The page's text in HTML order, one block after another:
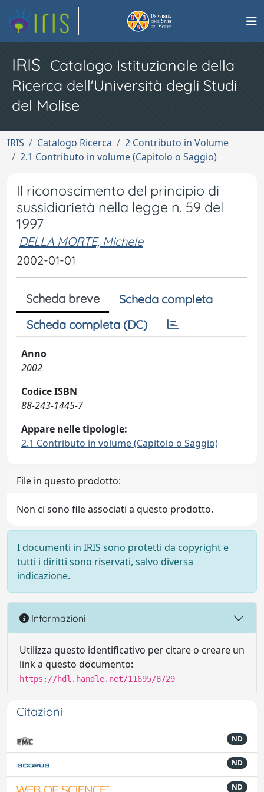
IRIS Catalogo Istituzionale della
Ricerca dell'Università degli Studi
del Molise
IRIS Catalogo Ricerca
2 Contributo in Volume
2.1 Contributo in volume (Capitolo o Saggio)
Il riconoscimento del principio di
sussidiarietà nella legge n. 59 del
1997
DELLA MORTE, Michele
2002-01-01
Scheda breve
Scheda completa
Scheda completa (DC)
Anno
2002
Codice ISBN
88-243-1445-7
Appare nelle tipologie:
2.1 Contributo in volume (Capitolo o Saggio)
File in questo prodotto:
Non ci sono file associati a questo prodotto.
I documenti in IRIS sono protetti da copyright e
tutti i diritti sono riservati, salvo diversa
indicazione.
Informazioni
Utilizza questo identificativo per citare o creare un
link a questo documento:
https://hdl.handle.net/11695/8729
Citazioni
ND
ND
ND